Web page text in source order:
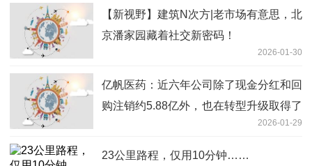
【新视野】建筑N次方|老市场有意思，北
京潘家园藏着社交新密码！
2026-01-30
亿帆医药：近六年公司除了现金分红和回
购注销约5.88亿外，也在转型升级取得了
2026-01-29
23公里路程，仅用10分钟……